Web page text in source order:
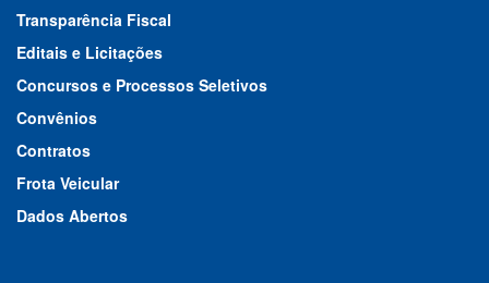
Transparência Fiscal
Editais e Licitações
Concursos e Processos Seletivos
Convênios
Contratos
Frota Veicular
Dados Abertos